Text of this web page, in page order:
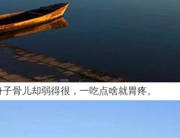
骨儿却弱得很，一吃点啥就胃疼。